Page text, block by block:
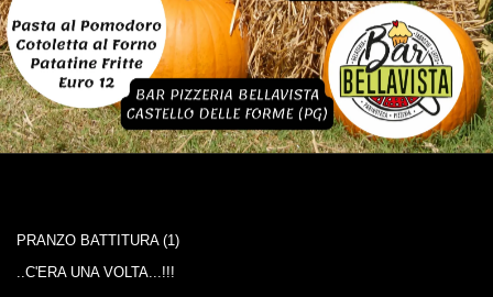
PRANZO BATTITURA (1)
..C'ERA UNA VOLTA...!!!